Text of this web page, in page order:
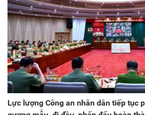
Lực lượng Công an nhân dân tiếp tục